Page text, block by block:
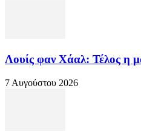
Λουίς φαν Χάαλ: Τέλος η
7 Αυγούστου 2026